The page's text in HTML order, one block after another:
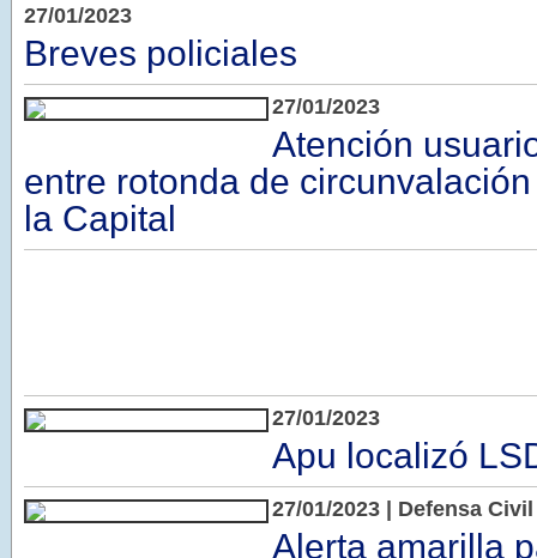
27/01/2023
Breves policiales
27/01/2023
Atención
entre rotonda de
la Capital
27/01/2023
Apu localizó
27/01/2023 | Defensa
Alerta amarilla